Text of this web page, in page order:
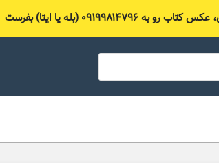
(بله یا ایتا) بفرست